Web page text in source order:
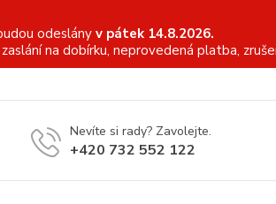
odeslányv pátek 14.8.2026.
na dobírku, neprovedená platba,
Nevíte si rady? Zavolejte.
+420 732 552 122